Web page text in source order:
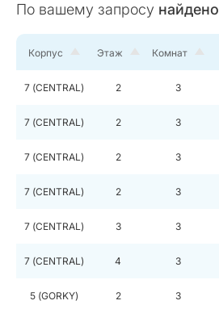
По вашему запросу найдено
Корпус Этаж Комнат
7 (CENTRAL) 2 3
7 (CENTRAL) 2 3
7 (CENTRAL) 2 3
7 (CENTRAL) 2 3
7 (CENTRAL) 3 3
7 (CENTRAL) 4 3
5 (GORKY) 2 3